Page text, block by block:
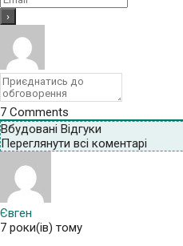
7 Comments
Вбудовані Відгуки
Переглянути всі коментарі
Євген
7 роки(ів) тому